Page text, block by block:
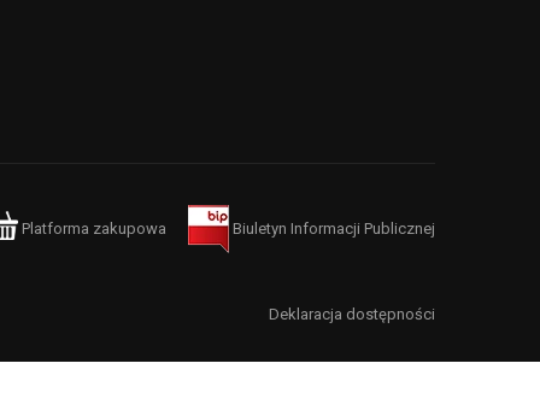
Platforma zakupowa Biuletyn Informacji Publicznej
Deklaracja dostępności